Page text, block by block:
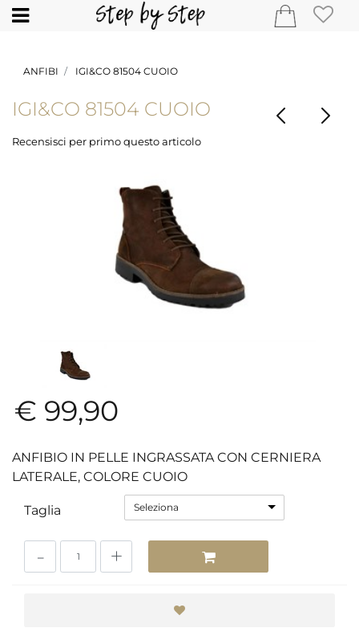
Open
ANFIBI IGI&CO 81504 CUOIO
IGI&CO 81504 CUOIO
Recensisci per primo questo articolo
€ 99,90
ANFIBIO IN PELLE INGRASSATA CON CERNIERA
LATERALE, COLORE CUOIO
Taglia Seleziona